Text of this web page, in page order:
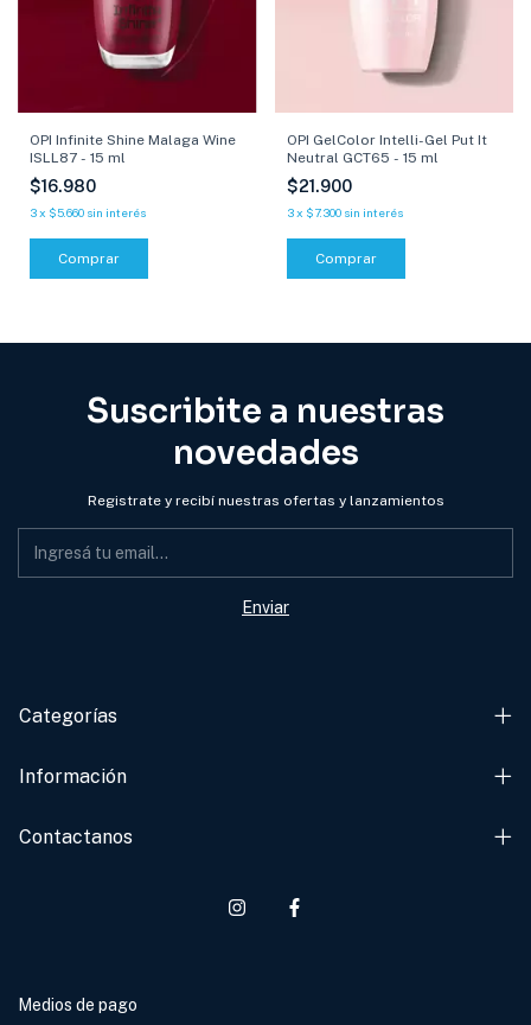
OPI Infinite Shine Malaga Wine
ISLL87 - 15 ml
$16.980
3x $5.660 sin interés
Comprar
OPI GelColor Intelli-Gel Put It
Neutral GCT65 - 15 ml
$21.900
3 x $7.300 sin interés
Comprar
Suscribite a nuestras
novedades
Registrate y recibí nuestras ofertas y lanzamientos
Categorías
Información
Contactanos
Medios de pago